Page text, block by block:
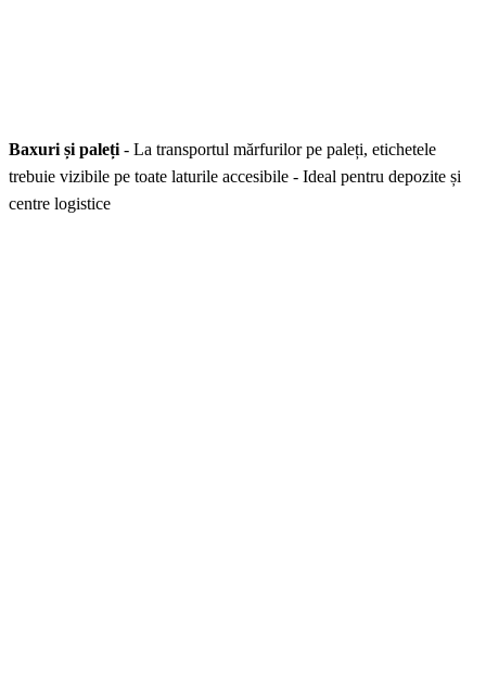
Baxuri și paleți - La transportul mărfurilor pe paleți, etichetele
trebuie vizibile pe toate laturile accesibile - Ideal pentru depozite și
centre logistice